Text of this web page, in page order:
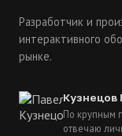
Разработчик и
интерактивного
рынке.
Кузнецов
По крупным
отвечаю